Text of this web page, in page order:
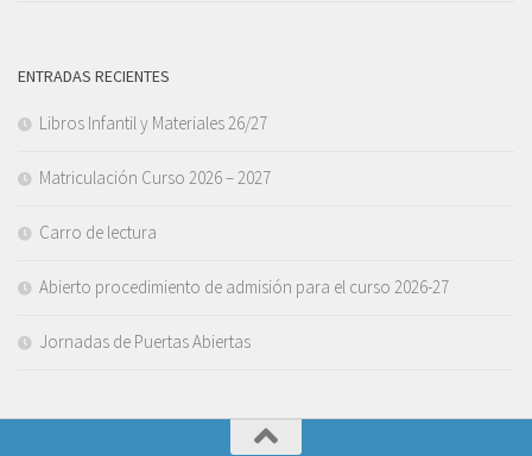
ENTRADAS RECIENTES
Libros Infantil y Materiales 26/27
Matriculación Curso 2026 – 2027
Carro de lectura
Abierto procedimiento de admisión para el curso 2026-27
Jornadas de Puertas Abiertas